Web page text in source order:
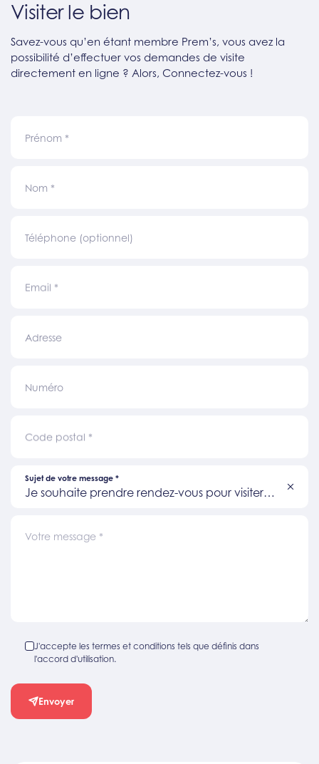
Visiter le bien
Savez-vous qu’en étant membre Prem’s, vous avez la
possibilité d’effectuer vos demandes de visite
directement en ligne ? Alors, Connectez-vous !
Prénom *
Nom *
Téléphone (optionnel)
Email *
Adresse
Numéro
Code postal *
Sujet de votre message *
Je souhaite prendre rendez-vous pour visiter
Votre message *
J'accepte les termes et conditions tels que définis dans
l'accord d'utilisation.
Envoyer